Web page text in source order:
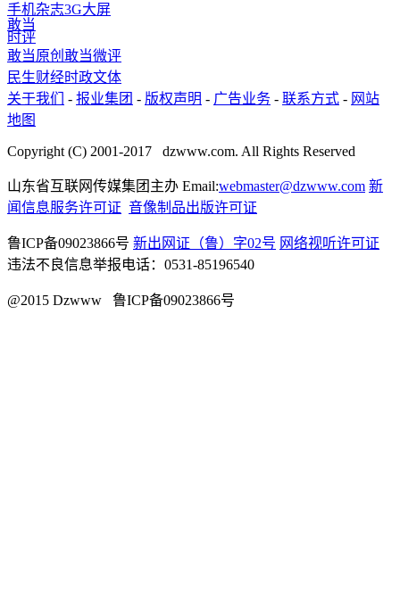
手机杂志3G大屏
敢当
时评
敢当原创 敢当微评
民生财经时政文体
关于我们
- 报业集团 - 版权声明 - 广告业务 - 联系方式 - 网站
地图
Copyright (C) 2001-2017 dzwww.com. All Rights Reserved
山东省互联网传媒集团主办 Email:webmaster@dzwww.com 新
闻信息服务许可证 音像制品出版许可证
鲁ICP备09023866号 新出网证（鲁）字02号 网络视听许可证
违法不良信息举报电话：0531-85196540
@2015 Dzwww 鲁ICP备09023866号